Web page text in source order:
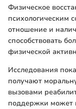
Физическое
психологическим
отношение и
способствовать
физической
Исследования
получают
вызовами
поддержки может